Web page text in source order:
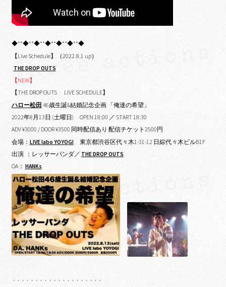
◆**◆**◆**◆**◆**◆**◆
【Live Schedule】（2022.8.1 up）
THE DROP OUTS
【NEW】
【THE DROP OUTS LIVE SCHEDULE】
ハロー松田 46歳生誕&結婚記念企画 「俺達の希望」
2022年8月13日 (土曜日) OPEN 18:00 ／ START 18:30
ADV ¥3000 / DOOR ¥3500 同時配信あり 配信チケット2500円
会場： LIVE labo YOYOGI東京都渋谷区代々木1-31-12 日綜代々木ビルB1F
出演 ：レッサーパンダ／ THE DROP OUTS
OA： HANKs
・・・・・・・・・・・・・・・・・・・・